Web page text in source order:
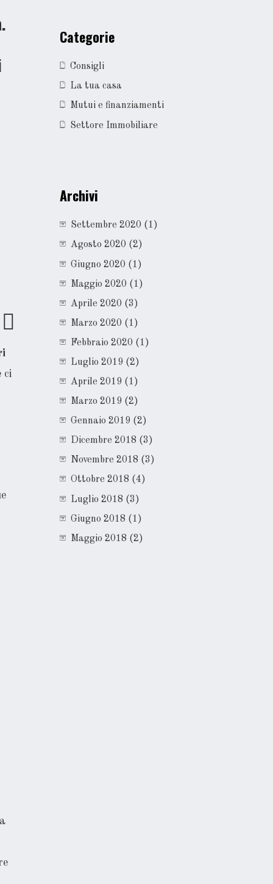
ci
Categorie
Consigli
La tua casa
Mutui e finanziamenti
Settore Immobiliare
Archivi
Settembre 2020 (1)
Agosto 2020 (2)
Giugno 2020 (1)
Maggio 2020 (1)
Aprile 2020 (3)
Marzo 2020 (1)
Febbraio 2020 (1)
Luglio 2019 (2)
Aprile 2019 (1)
Marzo 2019 (2)
Gennaio 2019 (2)
Dicembre 2018 (3)
Novembre 2018 (3)
Ottobre 2018 (4)
Luglio 2018 (3)
Giugno 2018 (1)
Maggio 2018 (2)